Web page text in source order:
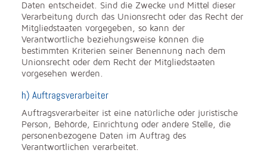
Daten entscheidet. Sind die Zwecke und Mittel dieser
Verarbeitung durch das Unionsrecht oder das Recht der
Mitgliedstaaten vorgegeben, so kann der
Verantwortliche beziehungsweise können die
bestimmten Kriterien seiner Benennung nach dem
Unionsrecht oder dem Recht der Mitgliedstaaten
vorgesehen werden.
h) Auftragsverarbeiter
Auftragsverarbeiter ist eine natürliche oder juristische
Person, Behörde, Einrichtung oder andere Stelle, die
personenbezogene Daten im Auftrag des
Verantwortlichen verarbeitet.